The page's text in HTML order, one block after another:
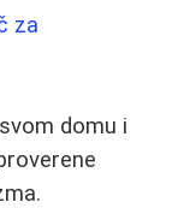
za
domu i